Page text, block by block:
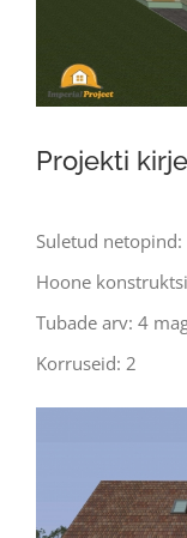
Projekti
Suletud
Hoone
Tubade arv: 4
Korruseid: 2